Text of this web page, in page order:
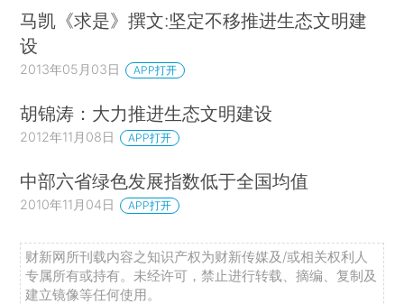
马凯《求是》撰文:坚定不移推进生态文明建
设
2013年05月03日 APP打开
胡锦涛：大力推进生态文明建设
2012年11月08日 APP打开
中部六省绿色发展指数低于全国均值
2010年11月04日 APP打开
财新网所刊载内容之知识产权为财新传媒及/或相关权利人
专属所有或持有。未经许可，禁止进行转载、摘编、复制及
建立镜像等任何使用。